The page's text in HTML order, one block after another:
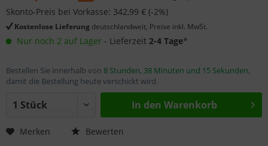
Skonto-Preis bei Vorkasse: 342,99 € (-2%)
Kostenlose Lieferung deutschlandweit, Preise inkl. MwSt.
Nur noch 2 auf Lager - Lieferzeit 2-4 Tage*
Bestellen Sie innerhalb von 8 Stunden, 38 Minuten und 15 Sekunden,
damit die Bestellung heute verschickt wird.
In den Warenkorb
Merken Bewerten